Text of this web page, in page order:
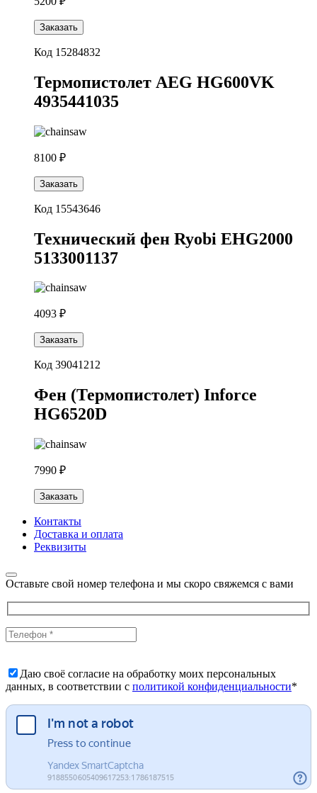
Заказать
Код 15284832
Термопистолет AEG HG600VK
4935441035
8100 ₽
Заказать
Код 15543646
Технический фен Ryobi EHG2000
5133001137
4093 ₽
Заказать
Код 39041212
Фен (Термопистолет) Inforce
HG6520D
7990 ₽
Заказать
Контакты
Доставка и оплата
Реквизиты
Оставьте свой номер телефона и мы скоро свяжемся с вами
Даю своё согласие на обработку моих персональных
данных, в соответствии с политикой конфиденциальности*